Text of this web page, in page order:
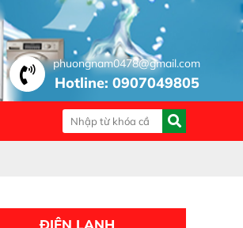
phuongnam0478@gmail.com
Hotline: 0907049805
ĐIỆN LẠNH